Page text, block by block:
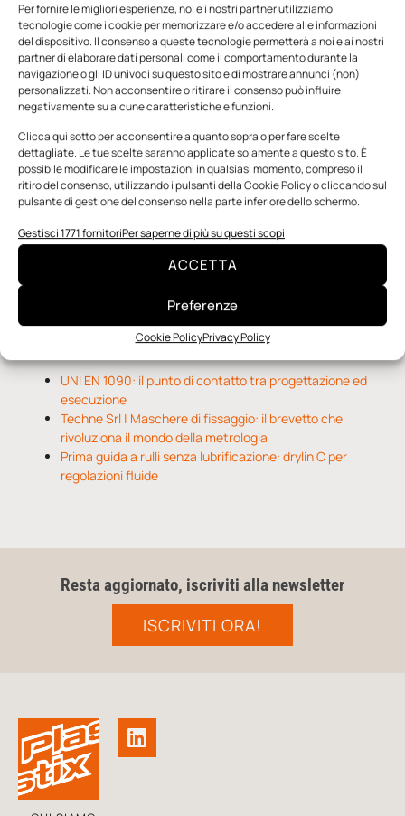
Per fornire le migliori esperienze, noi e i nostri partner utilizziamo
tecnologie come i cookie per memorizzare e/o accedere alle informazioni
del dispositivo. Il consenso a queste tecnologie permetterà a noi e ai nostri
partner di elaborare dati personali come il comportamento durante la
navigazione o gli ID univoci su questo sito e di mostrare annunci (non)
personalizzati. Non acconsentire o ritirare il consenso può influire
negativamente su alcune caratteristiche e funzioni.
Clicca qui sotto per acconsentire a quanto sopra o per fare scelte
dettagliate. Le tue scelte saranno applicate solamente a questo sito. È
possibile modificare le impostazioni in qualsiasi momento, compreso il
ritiro del consenso, utilizzando i pulsanti della Cookie Policy o cliccando sul
pulsante di gestione del consenso nella parte inferiore dello schermo.
Gestisci 1771 fornitoriPer saperne di più su questi scopi
ACCETTA
Preferenze
Cookie PolicyPrivacy Policy
n.5 - Giugno 2026 n.4 - Maggio 2026
Edicola Web
Notizie da Meccanicanews
Una nuova mano robotica passa da una pinza all’altra
O-Ring, tecnica e applicazioni
Notizie da Il Progettista Industriale
UNI EN 1090: il punto di contatto tra progettazione ed
esecuzione
Techne Srl | Maschere di fissaggio: il brevetto che
rivoluziona il mondo della metrologia
Prima guida a rulli senza lubrificazione: drylin C per
regolazioni fluide
Resta aggiornato, iscriviti alla newsletter
ISCRIVITI ORA!